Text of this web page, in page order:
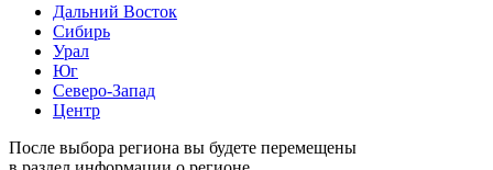
Дальний Восток
Сибирь
Урал
Юг
Северо-Запад
Центр
После выбора региона вы будете перемещены